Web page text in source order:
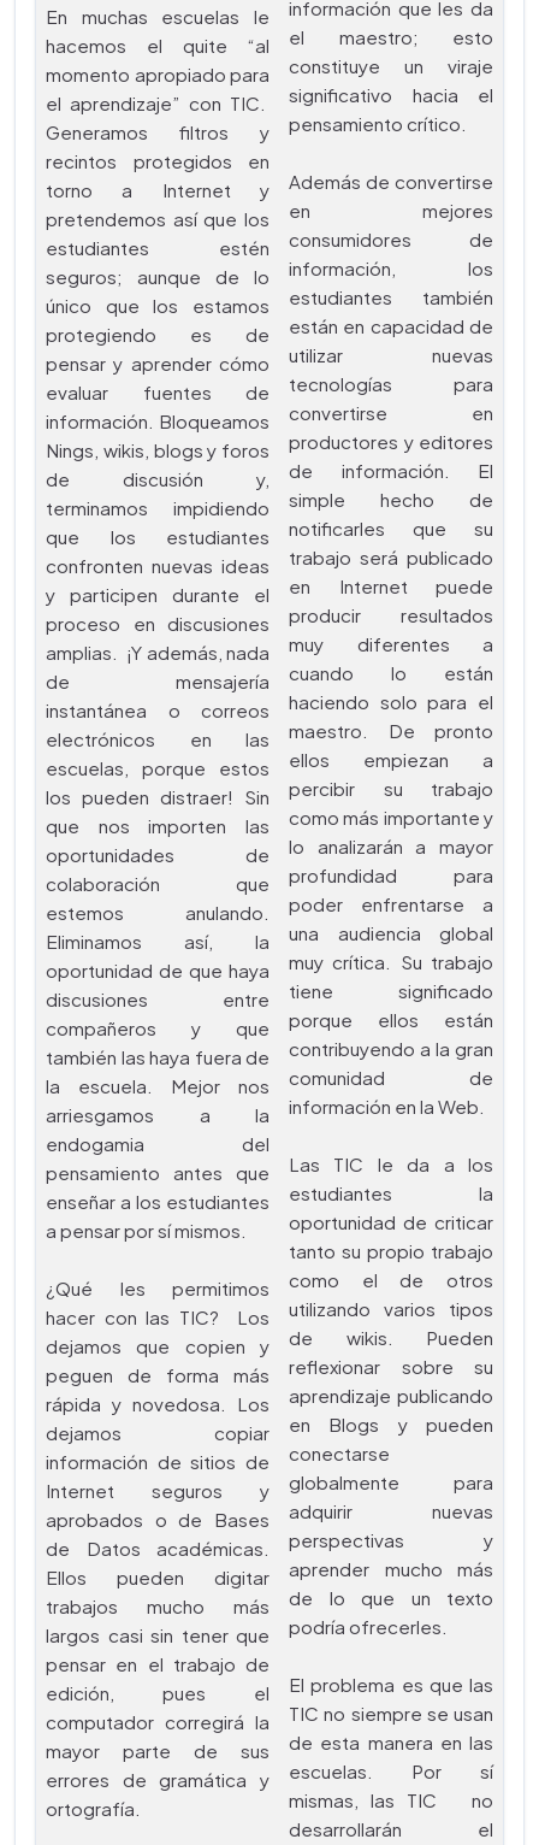
En muchas escuelas le
hacemos el quite “al
momento apropiado para
el aprendizaje” con TIC.
Generamos filtros y
recintos protegidos en
torno a Internet y
pretendemos así que los
estudiantes estén
seguros; aunque de lo
único que los estamos
protegiendo es de
pensar y aprender cómo
evaluar fuentes de
información. Bloqueamos
Nings, wikis, blogs y foros
de discusión y,
terminamos impidiendo
que los estudiantes
confronten nuevas ideas
y participen durante el
proceso en discusiones
amplias. ¡Y además, nada
de mensajería
instantánea o correos
electrónicos en las
escuelas, porque estos
los pueden distraer! Sin
que nos importen las
oportunidades de
colaboración que
estemos anulando.
Eliminamos así, la
oportunidad de que haya
discusiones entre
compañeros y que
también las haya fuera de
la escuela. Mejor nos
arriesgamos a la
endogamia del
pensamiento antes que
enseñar a los estudiantes
a pensar por sí mismos.
¿Qué les permitimos
hacer con las TIC? Los
dejamos que copien y
peguen de forma más
rápida y novedosa. Los
dejamos copiar
información de sitios de
Internet seguros y
aprobados o de Bases
de Datos académicas.
Ellos pueden digitar
trabajos mucho más
largos casi sin tener que
pensar en el trabajo de
edición, pues el
computador corregirá la
mayor parte de sus
errores de gramática y
ortografía.
información que les da
el maestro; esto
constituye un viraje
significativo hacia el
pensamiento crítico.
Además de convertirse
en mejores
consumidores de
información, los
estudiantes también
están en capacidad de
utilizar nuevas
tecnologías para
convertirse en
productores y editores
de información. El
simple hecho de
notificarles que su
trabajo será publicado
en Internet puede
producir resultados
muy diferentes a
cuando lo están
haciendo solo para el
maestro. De pronto
ellos empiezan a
percibir su trabajo
como más importante y
lo analizarán a mayor
profundidad para
poder enfrentarse a
una audiencia global
muy crítica. Su trabajo
tiene significado
porque ellos están
contribuyendo a la gran
comunidad de
información en la Web.
Las TIC le da a los
estudiantes la
oportunidad de criticar
tanto su propio trabajo
como el de otros
utilizando varios tipos
de wikis. Pueden
reflexionar sobre su
aprendizaje publicando
en Blogs y pueden
conectarse
globalmente para
adquirir nuevas
perspectivas y
aprender mucho más
de lo que un texto
podría ofrecerles.
El problema es que las
TIC no siempre se usan
de esta manera en las
escuelas. Por sí
mismas, las TIC no
desarrollarán el